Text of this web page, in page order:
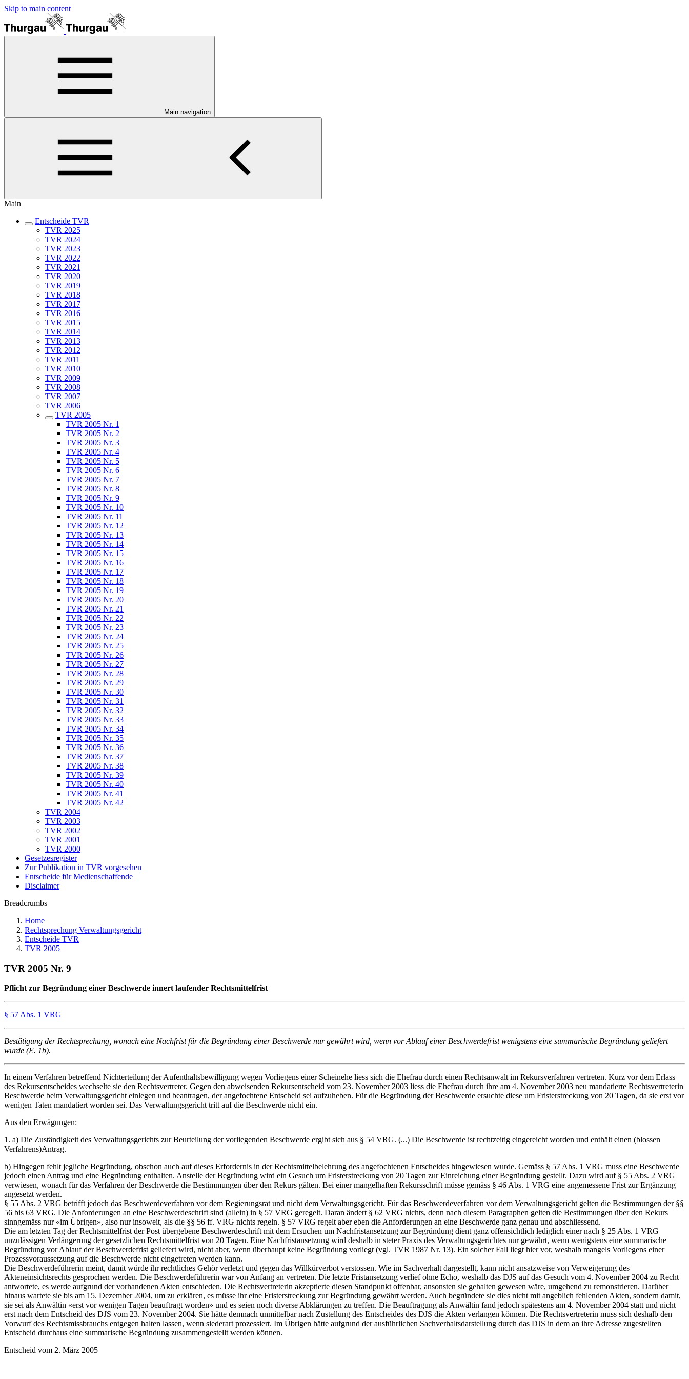
Skip to main content
Main navigation
Main
Entscheide TVR
TVR 2025
TVR 2024
TVR 2023
TVR 2022
TVR 2021
TVR 2020
TVR 2019
TVR 2018
TVR 2017
TVR 2016
TVR 2015
TVR 2014
TVR 2013
TVR 2012
TVR 2011
TVR 2010
TVR 2009
TVR 2008
TVR 2007
TVR 2006
TVR 2005
TVR 2005 Nr. 1
TVR 2005 Nr. 2
TVR 2005 Nr. 3
TVR 2005 Nr. 4
TVR 2005 Nr. 5
TVR 2005 Nr. 6
TVR 2005 Nr. 7
TVR 2005 Nr. 8
TVR 2005 Nr. 9
TVR 2005 Nr. 10
TVR 2005 Nr. 11
TVR 2005 Nr. 12
TVR 2005 Nr. 13
TVR 2005 Nr. 14
TVR 2005 Nr. 15
TVR 2005 Nr. 16
TVR 2005 Nr. 17
TVR 2005 Nr. 18
TVR 2005 Nr. 19
TVR 2005 Nr. 20
TVR 2005 Nr. 21
TVR 2005 Nr. 22
TVR 2005 Nr. 23
TVR 2005 Nr. 24
TVR 2005 Nr. 25
TVR 2005 Nr. 26
TVR 2005 Nr. 27
TVR 2005 Nr. 28
TVR 2005 Nr. 29
TVR 2005 Nr. 30
TVR 2005 Nr. 31
TVR 2005 Nr. 32
TVR 2005 Nr. 33
TVR 2005 Nr. 34
TVR 2005 Nr. 35
TVR 2005 Nr. 36
TVR 2005 Nr. 37
TVR 2005 Nr. 38
TVR 2005 Nr. 39
TVR 2005 Nr. 40
TVR 2005 Nr. 41
TVR 2005 Nr. 42
TVR 2004
TVR 2003
TVR 2002
TVR 2001
TVR 2000
Gesetzesregister
Zur Publikation in TVR vorgesehen
Entscheide für Medienschaffende
Disclaimer
Breadcrumbs
Home
Rechtsprechung Verwaltungsgericht
Entscheide TVR
TVR 2005
TVR 2005 Nr. 9
Pflicht zur Begründung einer Beschwerde innert laufender Rechtsmittelfrist
§ 57 Abs. 1 VRG
Bestätigung der Rechtsprechung, wonach eine Nachfrist für die Begründung einer Beschwerde nur gewährt wird, wenn vor Ablauf einer Beschwerdefrist wenigstens eine summarische Begründung geliefert
wurde (E. 1b).
In einem Verfahren betreffend Nichterteilung der Aufenthaltsbewilligung wegen Vorliegens einer Scheinehe liess sich die Ehefrau durch einen Rechtsanwalt im Rekursverfahren vertreten. Kurz vor dem Erlass
des Rekursentscheides wechselte sie den Rechtsvertreter. Gegen den abweisenden Rekursentscheid vom 23. November 2003 liess die Ehefrau durch ihre am 4. November 2003 neu mandatierte Rechtsvertreterin
Beschwerde beim Verwaltungsgericht einlegen und beantragen, der angefochtene Entscheid sei aufzuheben. Für die Begründung der Beschwerde ersuchte diese um Fristerstreckung von 20 Tagen, da sie erst vor
wenigen Taten mandatiert worden sei. Das Verwaltungsgericht tritt auf die Beschwerde nicht ein.
Aus den Erwägungen:
1. a) Die Zuständigkeit des Verwaltungsgerichts zur Beurteilung der vorliegenden Beschwerde ergibt sich aus § 54 VRG. (...) Die Beschwerde ist rechtzeitig eingereicht worden und enthält einen (blossen
Verfahrens)Antrag.
b) Hingegen fehlt jegliche Begründung, obschon auch auf dieses Erfordernis in der Rechtsmittelbelehrung des angefochtenen Entscheides hingewiesen wurde. Gemäss § 57 Abs. 1 VRG muss eine Beschwerde
jedoch einen Antrag und eine Begründung enthalten. Anstelle der Begründung wird ein Gesuch um Fristerstreckung von 20 Tagen zur Einreichung einer Begründung gestellt. Dazu wird auf § 55 Abs. 2 VRG
verwiesen, wonach für das Verfahren der Beschwerde die Bestimmungen über den Rekurs gälten. Bei einer mangelhaften Rekursschrift müsse gemäss § 46 Abs. 1 VRG eine angemessene Frist zur Ergänzung
angesetzt werden.
§ 55 Abs. 2 VRG betrifft jedoch das Beschwerdeverfahren vor dem Regierungsrat und nicht dem Verwaltungsgericht. Für das Beschwerdeverfahren vor dem Verwaltungsgericht gelten die Bestimmungen der §§
56 bis 63 VRG. Die Anforderungen an eine Beschwerdeschrift sind (allein) in § 57 VRG geregelt. Daran ändert § 62 VRG nichts, denn nach diesem Paragraphen gelten die Bestimmungen über den Rekurs
sinngemäss nur «im Übrigen», also nur insoweit, als die §§ 56 ff. VRG nichts regeln. § 57 VRG regelt aber eben die Anforderungen an eine Beschwerde ganz genau und abschliessend.
Die am letzten Tag der Rechtsmittelfrist der Post übergebene Beschwerdeschrift mit dem Ersuchen um Nachfristansetzung zur Begründung dient ganz offensichtlich lediglich einer nach § 25 Abs. 1 VRG
unzulässigen Verlängerung der gesetzlichen Rechtsmittelfrist von 20 Tagen. Eine Nachfristansetzung wird deshalb in steter Praxis des Verwaltungsgerichtes nur gewährt, wenn wenigstens eine summarische
Begründung vor Ablauf der Beschwerdefrist geliefert wird, nicht aber, wenn überhaupt keine Begründung vorliegt (vgl. TVR 1987 Nr. 13). Ein solcher Fall liegt hier vor, weshalb mangels Vorliegens einer
Prozessvoraussetzung auf die Beschwerde nicht eingetreten werden kann.
Die Beschwerdeführerin meint, damit würde ihr rechtliches Gehör verletzt und gegen das Willkürverbot verstossen. Wie im Sachverhalt dargestellt, kann nicht ansatzweise von Verweigerung des
Akteneinsichtsrechts gesprochen werden. Die Beschwerdeführerin war von Anfang an vertreten. Die letzte Fristansetzung verlief ohne Echo, weshalb das DJS auf das Gesuch vom 4. November 2004 zu Recht
antwortete, es werde aufgrund der vorhandenen Akten entschieden. Die Rechtsvertreterin akzeptierte diesen Standpunkt offenbar, ansonsten sie gehalten gewesen wäre, umgehend zu remonstrieren. Darüber
hinaus wartete sie bis am 15. Dezember 2004, um zu erklären, es müsse ihr eine Fristerstreckung zur Begründung gewährt werden. Auch begründete sie dies nicht mit angeblich fehlenden Akten, sondern damit,
sie sei als Anwältin «erst vor wenigen Tagen beauftragt worden» und es seien noch diverse Abklärungen zu treffen. Die Beauftragung als Anwältin fand jedoch spätestens am 4. November 2004 statt und nicht
erst nach dem Entscheid des DJS vom 23. November 2004. Sie hätte demnach unmittelbar nach Zustellung des Entscheides des DJS die Akten verlangen können. Die Rechtsvertreterin muss sich deshalb den
Vorwurf des Rechtsmissbrauchs entgegen halten lassen, wenn siederart prozessiert. Im Übrigen hätte aufgrund der ausführlichen Sachverhaltsdarstellung durch das DJS in dem an ihre Adresse zugestellten
Entscheid durchaus eine summarische Begründung zusammengestellt werden können.
Entscheid vom 2. März 2005